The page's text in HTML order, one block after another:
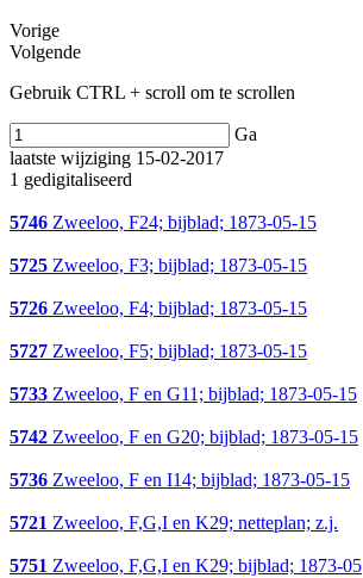
Vorige
Volgende
Gebruik CTRL + scroll om te scrollen
Ga
laatste wijziging 15-02-2017
1 gedigitaliseerd
5746 Zweeloo, F24; bijblad; 1873-05-15
5725 Zweeloo, F3; bijblad; 1873-05-15
5726 Zweeloo, F4; bijblad; 1873-05-15
5727 Zweeloo, F5; bijblad; 1873-05-15
5733 Zweeloo, F en G11; bijblad; 1873-05-15
5742 Zweeloo, F en G20; bijblad; 1873-05-15
5736 Zweeloo, F en I14; bijblad; 1873-05-15
5721 Zweeloo, F,G,I en K29; netteplan; z.j.
5751 Zweeloo, F,G,I en K29; bijblad; 1873-05